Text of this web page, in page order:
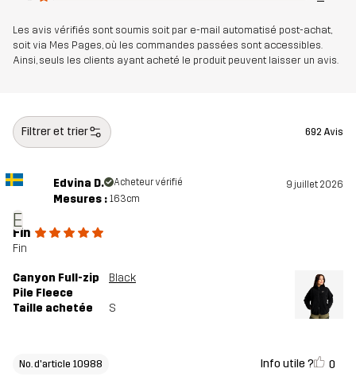
Durabilité Éléments recyclés En savoir plus ici
Numéro
Les avis vérifiés sont soumis soit par e-mail automatisé post-achat,
soit via Mes Pages, où les commandes passées sont accessibles.
Ainsi, seuls les clients ayant acheté le produit peuvent laisser un avis.
Filtrer et trier 692 Avis
E
Edvina D. Acheteur vérifié 9 juillet 2026
Mesures : 163cm
Fin
Fin
Canyon Full-zip
Pile Fleece
Black
Taille achetée S
No. d'article 10988 Info utile ? 0